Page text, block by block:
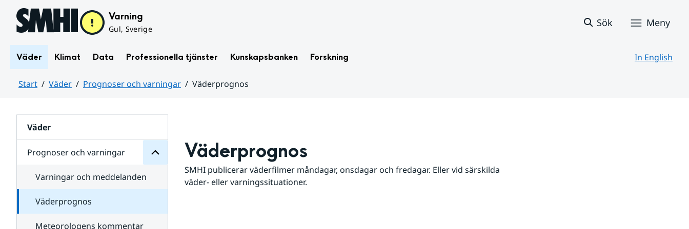
Hoppa till sidans innehåll Varning
Gul, Sverige
Sök Meny
Väder Klimat Data Professionella tjänster Kunskapsbanken Forskning In English
Start Väder Prognoser och varningar
Väderprognos
Väder
Prognoser och varningar
för
varningar
Varningar och meddelanden
Väderprognos
Meteorologens kommentar
Väderprognos
SMHI publicerar väderfilmer måndagar, onsdagar och fredagar. Eller vid särskilda
väder- eller varningssituationer.